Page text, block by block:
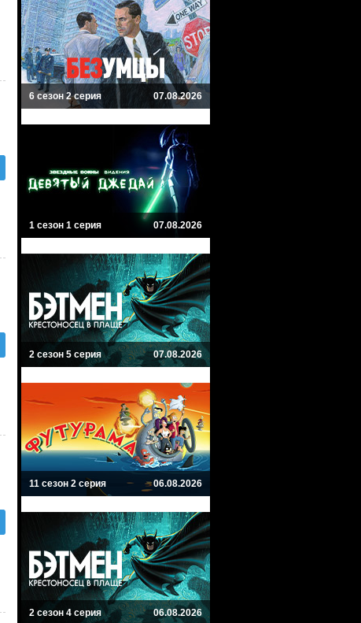
6 сезон 2 серия 07.08.2026
1 сезон 1 серия 07.08.2026
2 сезон 5 серия 07.08.2026
11 сезон 2 серия 06.08.2026
2 сезон 4 серия 06.08.2026